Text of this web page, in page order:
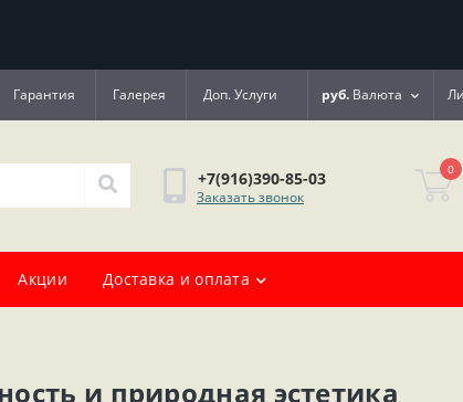
Гарантия Галерея Доп. Услуги руб. Валюта
+7(916)390-85-03
Заказать звонок
0
Акции Доставка и оплата
и природная эстетика